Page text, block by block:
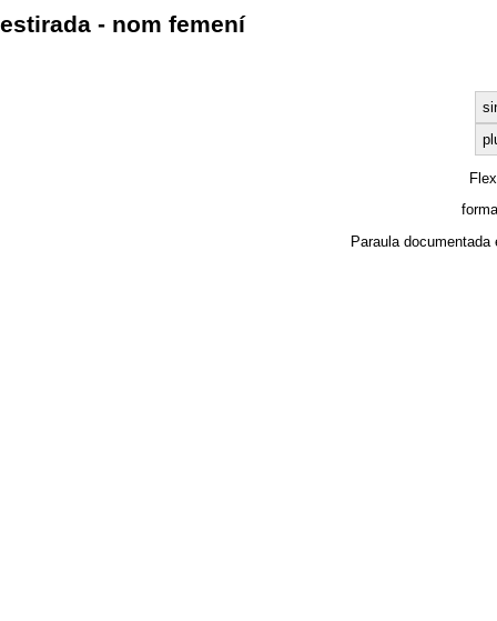
estirada - nom femení
Paraula